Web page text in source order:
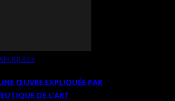
ŒUVRE EXPLIQUÉE PAR
DE L’ART